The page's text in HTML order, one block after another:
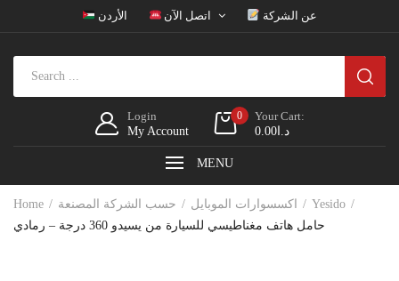
الأردن اتصل الآن عن الشركة
Login
My Account
0
Your Cart:
د.ا0.00
MENU
Home اكسسوارات الموبايل حسب الشركة المصنعة
Yesido
حامل هاتف مغناطيسي للسيارة من يسيدو 360 درجة – رمادي